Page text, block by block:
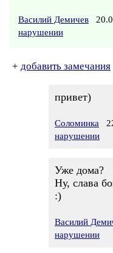
Василий Демичев
нарушении
+ добавить замечания
привет)
Соломинка
нарушении
Уже дома?
Ну, слава
:)
Василий
нарушении